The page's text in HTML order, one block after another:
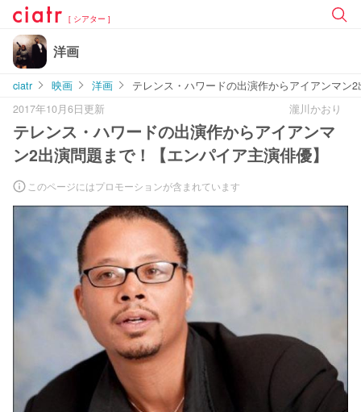
[ シアター ]
洋画
ciatr 映画 洋画
テレンス・ハワードの出演作からアイアンマン
2017年10月6日更新
瀧川かおり
テレンス・ハワードの出演作からアイアンマ
ン2出演問題まで！【エンパイア主演俳優】
このページにはプロモーションが含まれています